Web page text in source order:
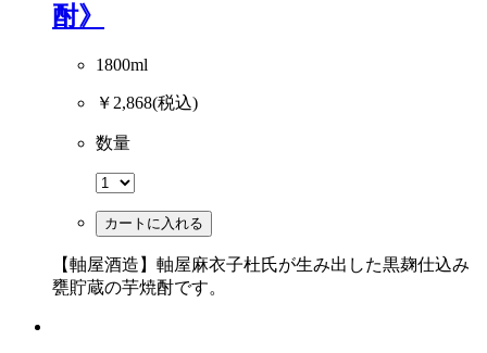
酎》
1800ml
￥2,868(税込)
数量
カートに入れる
【軸屋酒造】軸屋麻衣子杜氏が生み出した黒麹仕込み
甕貯蔵の芋焼酎です。